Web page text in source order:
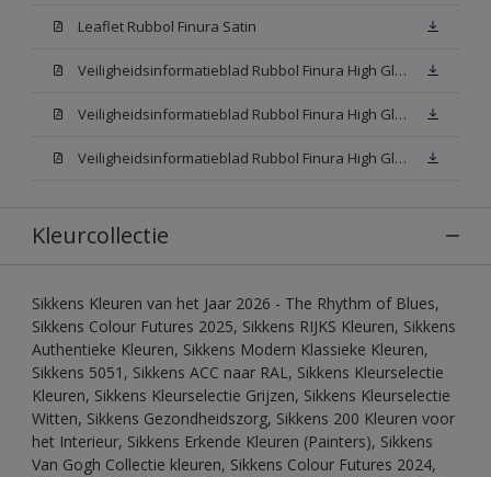
Leaflet Rubbol Finura Satin
Veiligheidsinformatieblad Rubbol Finura High Gloss W05 (MSDS)
Veiligheidsinformatieblad Rubbol Finura High Gloss White (MSDS)
Veiligheidsinformatieblad Rubbol Finura High Gloss N00 (MSDS)
Kleurcollectie
Sikkens Kleuren van het Jaar 2026 - The Rhythm of Blues,
Sikkens Colour Futures 2025, Sikkens RIJKS Kleuren, Sikkens
Authentieke Kleuren, Sikkens Modern Klassieke Kleuren,
Sikkens 5051, Sikkens ACC naar RAL, Sikkens Kleurselectie
Kleuren, Sikkens Kleurselectie Grijzen, Sikkens Kleurselectie
Witten, Sikkens Gezondheidszorg, Sikkens 200 Kleuren voor
het Interieur, Sikkens Erkende Kleuren (Painters), Sikkens
Van Gogh Collectie kleuren, Sikkens Colour Futures 2024,